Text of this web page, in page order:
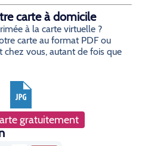
carte à domicile
à la carte virtuelle ?
carte au format PDF ou
chez vous, autant de fois que
gratuitement